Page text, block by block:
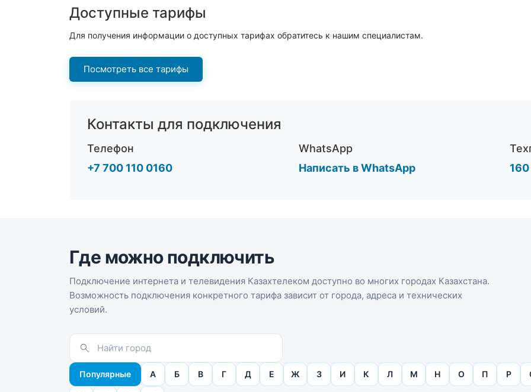
Доступные тарифы
Для получения информации о доступных тарифах обратитесь к нашим специалистам.
Посмотреть все тарифы
Контакты для подключения
Телефон
+7 700 110 0160
WhatsApp
Написать в WhatsApp
160
Где можно подключить
Подключение интернета и телевидения Казахтелеком доступно во многих городах Казахстана.
Возможность подключения конкретного тарифа зависит от города, адреса и технических
условий.
Популярные А Б В Г Д Е Ж З И К Л М Н О П Р